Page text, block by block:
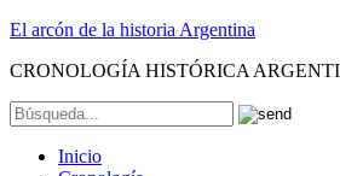
El arcón de la historia Argentina
CRONOLOGÍA HISTÓRICA
Inicio